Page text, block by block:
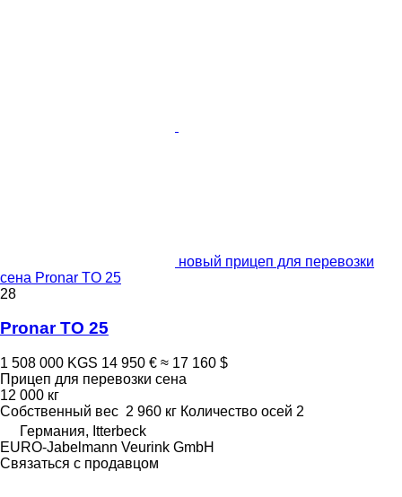
новый прицеп для перевозки
сена Pronar TO 25
28
Pronar TO 25
1 508 000 KGS 14 950 € ≈ 17 160 $
Прицеп для перевозки сена
12 000 кг
Собственный вес 2 960 кг Количество осей 2
Германия, Itterbeck
EURO-Jabelmann Veurink GmbH
Связаться с продавцом